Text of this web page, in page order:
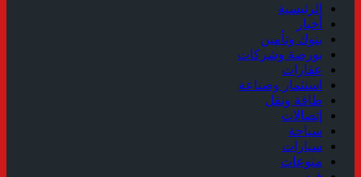
الرئيسية
أخبار
بنوك وتأمين
بورصة وشركات
عقارات
استثمار وصناعة
طاقة ونقل
إتصالات
سياحة
سيارات
منوعات